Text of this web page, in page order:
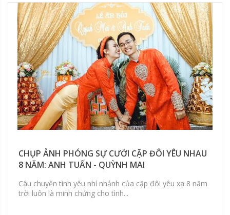
CHỤP ẢNH PHÓNG SỰ CƯỚI CẶP ĐÔI YÊU NHAU
8 NĂM: ANH TUẤN - QUỲNH MAI
Câu chuyện tình yêu nhí nhảnh của cặp đôi yêu xa 8 năm
trời luôn là minh chứng cho tình...